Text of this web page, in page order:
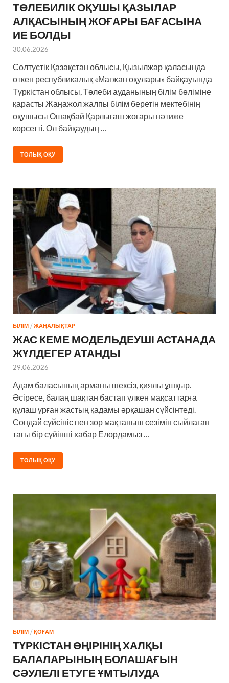
ТӨЛЕБИЛІК ОҚУШЫ ҚАЗЫЛАР
АЛҚАСЫНЫҢ ЖОҒАРЫ БАҒАСЫНА
ИЕ БОЛДЫ
30.06.2026
Солтүстік Қазақстан облысы, Қызылжар қаласында
өткен республикалық «Мағжан оқулары» байқауында
Түркістан облысы, Төлеби ауданының білім бөліміне
қарасты Жаңажол жалпы білім беретін мектебінің
оқушысы Ошақбай Қарлығаш жоғары нәтиже
көрсетті. Ол байқаудың …
ТОЛЫҚ ОҚУ
БІЛІМ / ЖАҢАЛЫҚТАР
ЖАС КЕМЕ МОДЕЛЬДЕУШІ АСТАНАДА
ЖҮЛДЕГЕР АТАНДЫ
29.06.2026
Адам баласының арманы шексіз, қиялы ұшқыр.
Әсіресе, балаң шақтан бастап үлкен мақсаттарға
құлаш ұрған жастың қадамы әрқашан сүйсінтеді.
Сондай сүйсініс пен зор мақтаныш сезімін сыйлаған
тағы бір сүйінші хабар Елордамыз …
ТОЛЫҚ ОҚУ
БІЛІМ / ҚОҒАМ
ТҮРКІСТАН ӨҢІРІНІҢ ХАЛҚЫ
БАЛАЛАРЫНЫҢ БОЛАШАҒЫН
СӘУЛЕЛІ ЕТУГЕ ҰМТЫЛУДА